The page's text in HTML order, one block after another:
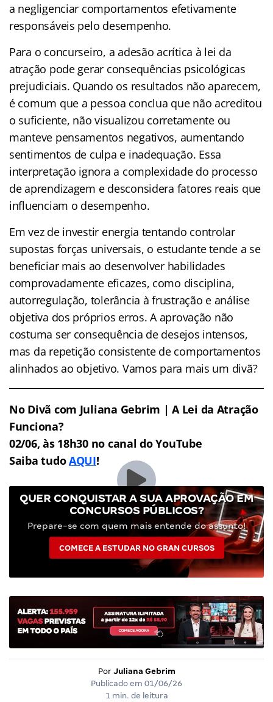
a negligenciar comportamentos efetivamente
responsáveis pelo desempenho.
Para o concurseiro, a adesão acrítica à lei da
atração pode gerar consequências psicológicas
prejudiciais. Quando os resultados não aparecem,
é comum que a pessoa conclua que não acreditou
o suficiente, não visualizou corretamente ou
manteve pensamentos negativos, aumentando
sentimentos de culpa e inadequação. Essa
interpretação ignora a complexidade do processo
de aprendizagem e desconsidera fatores reais que
influenciam o desempenho.
Em vez de investir energia tentando controlar
supostas forças universais, o estudante tende a se
beneficiar mais ao desenvolver habilidades
comprovadamente eficazes, como disciplina,
autorregulação, tolerância à frustração e análise
objetiva dos próprios erros. A aprovação não
costuma ser consequência de desejos intensos,
mas da repetição consistente de comportamentos
alinhados ao objetivo. Vamos para mais um divã?
No Divã com Juliana Gebrim | A Lei da Atração
Funciona?
02/06, às 18h30 no canal do YouTube
Saiba tudoAQUI!
QUER CONQUISTAR A SUA APROVAÇÃO EM
CONCURSOS PÚBLICOS?
Prepare-se com quem mais entende do assunto!
COMECE A ESTUDAR NO GRAN CURSOS
Por Juliana Gebrim
Publicado em 01/06/26
1 min. de leitura